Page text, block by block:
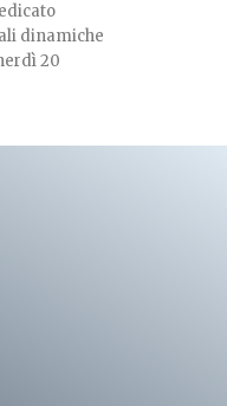
dinamiche